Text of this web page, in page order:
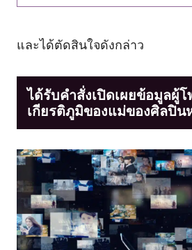
และได้ตัดสินใจดังกล่าว
ได้รับคำสั่งเปิดเผยข้อมูลผู้
เกียรติภูมิของแม่ของศิลปิน